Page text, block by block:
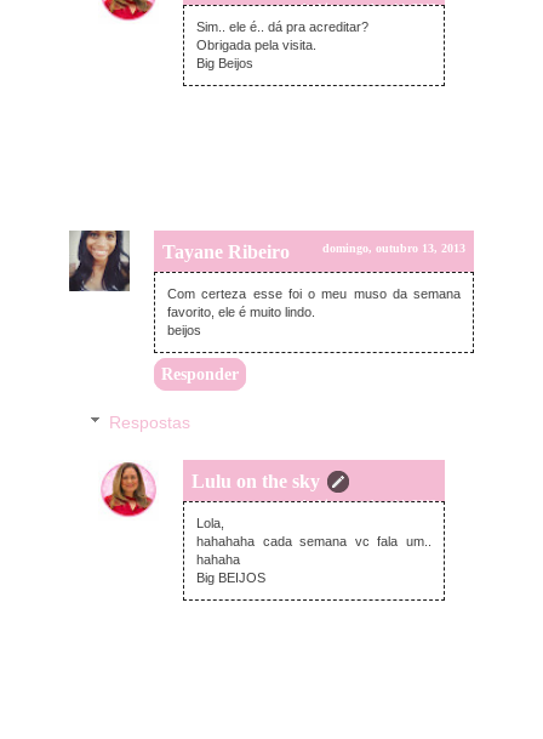
segunda-feira, outubro 14, 2013
Sim.. ele é.. dá pra acreditar?
Obrigada pela visita.
Big Beijos
Tayane Ribeiro domingo, outubro 13, 2013
Com certeza esse foi o meu muso da semana
favorito, ele é muito lindo.
beijos
Responder
Respostas
Lulu on the sky
segunda-feira, outubro 14, 2013
Lola,
hahahaha cada semana vc fala um..
hahaha
Big BEIJOS